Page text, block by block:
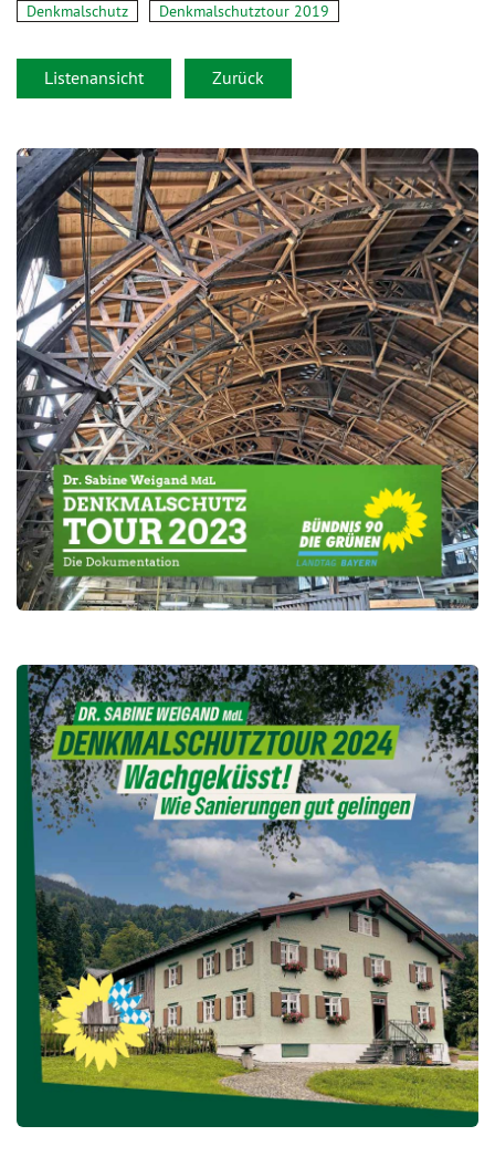
Denkmalschutz Denkmalschutztour 2019
Listenansicht Zurück